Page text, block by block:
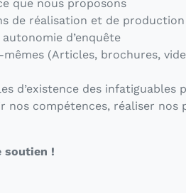
que nous proposons
de réalisation et de production
d’enquête
(Articles, brochures,
d’existence des
compétences, réaliser
soutien !